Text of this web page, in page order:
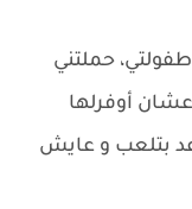
حملتني
أوفرلها
بتلعب و عايش